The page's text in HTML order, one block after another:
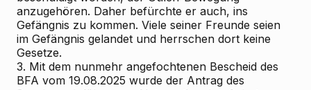
anzugehören. Daher befürchte er auch, ins
Gefängnis zu kommen. Viele seiner Freunde seien
im Gefängnis gelandet und herrschen dort keine
Gesetze.
3. Mit dem nunmehr angefochtenen Bescheid des
BFA vom 19.08.2025 wurde der Antrag des